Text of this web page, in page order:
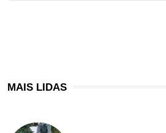
MAIS LIDAS